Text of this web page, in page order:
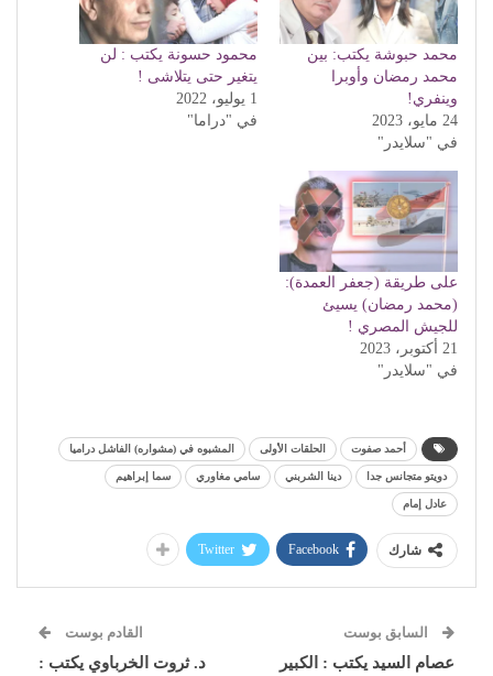
محمد حبوشة يكتب: بين
محمد رمضان وأوبرا
وينفري!
24 مايو، 2023
في "سلايدر"
محمود حسونة يكتب : لن
يتغير حتى يتلاشى !
1 يوليو، 2022
في "دراما"
على طريقة (جعفر العمدة):
(محمد رمضان) يسيئ
للجيش المصري !
21 أكتوبر، 2023
في "سلايدر"
أحمد صفوت الحلقات الأولى المشبوه في (مشواره) الفاشل دراميا
دويتو متجانس جدا دينا الشربني سامي مغاوري سما إبراهيم
عادل إمام
شارك Facebook
Twitter
السابق بوست
عصام السيد يكتب : الكبير
القادم بوست
د. ثروت الخرباوي يكتب :